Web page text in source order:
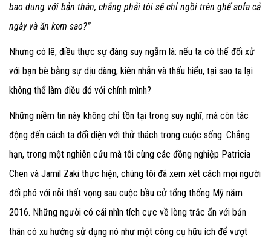
bao dung với bản thân, chẳng phải tôi sẽ chỉ ngồi trên ghế sofa cả
ngày và ăn kem sao?”
Nhưng có lẽ, điều thực sự đáng suy ngẫm là: nếu ta có thể đối xử
với bạn bè bằng sự dịu dàng, kiên nhẫn và thấu hiểu, tại sao ta lại
không thể làm điều đó với chính mình?
Những niềm tin này không chỉ tồn tại trong suy nghĩ, mà còn tác
động đến cách ta đối diện với thử thách trong cuộc sống. Chẳng
hạn, trong một nghiên cứu mà tôi cùng các đồng nghiệp Patricia
Chen và Jamil Zaki thực hiện, chúng tôi đã xem xét cách mọi người
đối phó với nỗi thất vọng sau cuộc bầu cử tổng thống Mỹ năm
2016. Những người có cái nhìn tích cực về lòng trắc ẩn với bản
thân có xu hướng sử dụng nó như một công cụ hữu ích để vượt